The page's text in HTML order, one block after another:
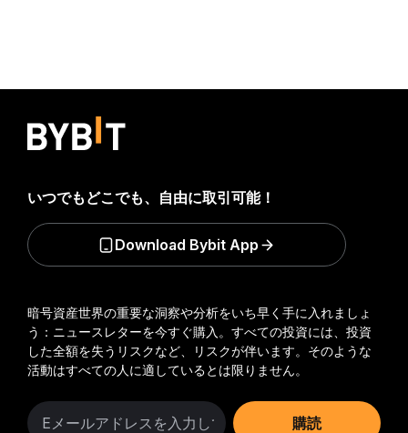
暗号資産世界の重要な洞察や分析をいち早く手に入れましょ
う：ニュースレターを今すぐ購入。 すべての投資には、投資
した全額を失うリスクなど、リスクが伴います。そのような
活動はすべての人に適しているとは限りません。
購読
いつでもどこでも、自由に取引可能！
Download Bybit App